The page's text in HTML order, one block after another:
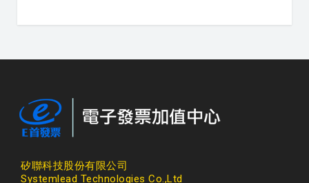
矽聯科技股份有限公司
Systemlead Technologies Co.,Ltd